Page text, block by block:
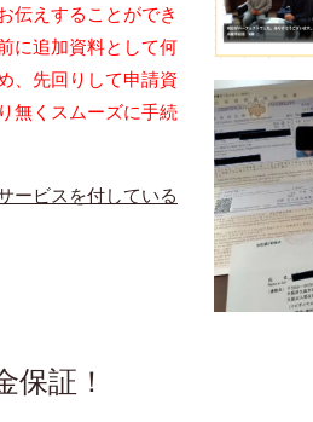
伝えすることができ
に追加資料として何
、先回りして申請資
無くスムーズに手続
ービスを付している
保証！